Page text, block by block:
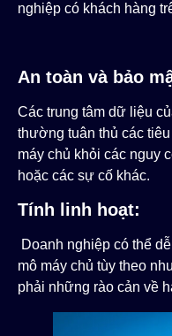
nghiệp có khách hàng
An toàn và bảo
Các trung tâm dữ liệu
thường tuân thủ các
máy chủ khỏi các nguy
hoặc các sự cố khác.
Tính linh hoạt:
Doanh nghiệp có thể
mô máy chủ tùy theo
phải những rào cản về